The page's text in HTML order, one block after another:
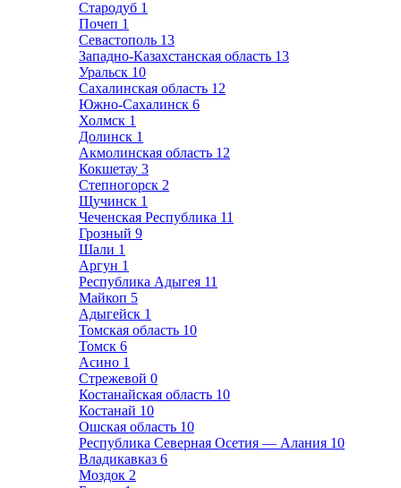
Стародуб 1
Почеп 1
Севастополь 13
Западно-Казахстанская область 13
Уральск 10
Сахалинская область 12
Южно-Сахалинск 6
Холмск 1
Долинск 1
Акмолинская область 12
Кокшетау 3
Степногорск 2
Щучинск 1
Чеченская Республика 11
Грозный 9
Шали 1
Аргун 1
Республика Адыгея 11
Майкоп 5
Адыгейск 1
Томская область 10
Томск 6
Асино 1
Стрежевой 0
Костанайская область 10
Костанай 10
Ошская область 10
Республика Северная Осетия — Алания 10
Владикавказ 6
Моздок 2